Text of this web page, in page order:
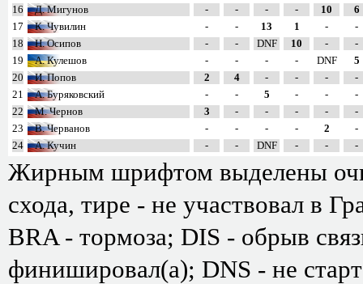
16 Д. Мигунов - - - - 10
6
17 К. Чувилин - - 13 1 -
-
18 Н. Осипов - - DNF 10 -
-
19 А. Кулешов - - - - DNF
5
20 И. Попов 2 4 - - -
-
21 А. Буряковский - - 5 - -
-
22 М. Чернов 3 - - - -
-
23 В. Черванов - - - - 2
-
24 А. Кучин - - DNF - - -
Жирным шрифтом выделены
схода, тире - не участвовал в
BRA - тормоза; DIS - обрыв
финишировал(а); DNS - не